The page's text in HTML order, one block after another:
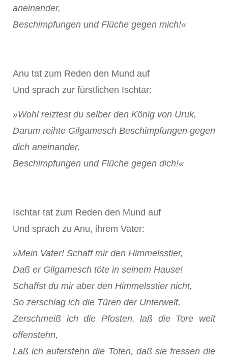
aneinander,
Beschimpfungen und Flüche gegen mich!«
Anu tat zum Reden den Mund auf
Und sprach zur fürstlichen Ischtar:
»Wohl reiztest du selber den König von Uruk,
Darum reihte Gilgamesch Beschimpfungen gegen
dich aneinander,
Beschimpfungen und Flüche gegen dich!«
Ischtar tat zum Reden den Mund auf
Und sprach zu Anu, ihrem Vater:
»Mein Vater! Schaff mir den Himmelsstier,
Daß er Gilgamesch töte in seinem Hause!
Schaffst du mir aber den Himmelsstier nicht,
So zerschlag ich die Türen der Unterwelt,
Zerschmeiß ich die Pfosten, laß die Tore weit
offenstehn,
Laß ich auferstehn die Toten, daß sie fressen die